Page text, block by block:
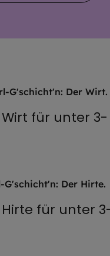
für unter 3-
Hirte für unter